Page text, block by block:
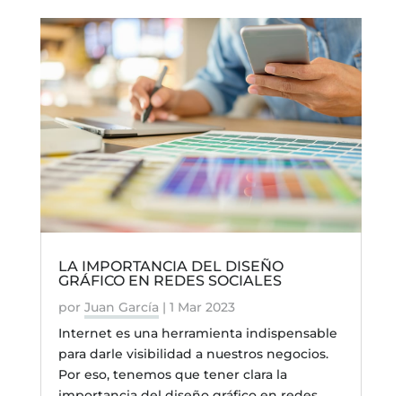
LA IMPORTANCIA DEL DISEÑO
GRÁFICO EN REDES SOCIALES
por Juan García | 1 Mar 2023
Internet es una herramienta indispensable
para darle visibilidad a nuestros negocios.
Por eso, tenemos que tener clara la